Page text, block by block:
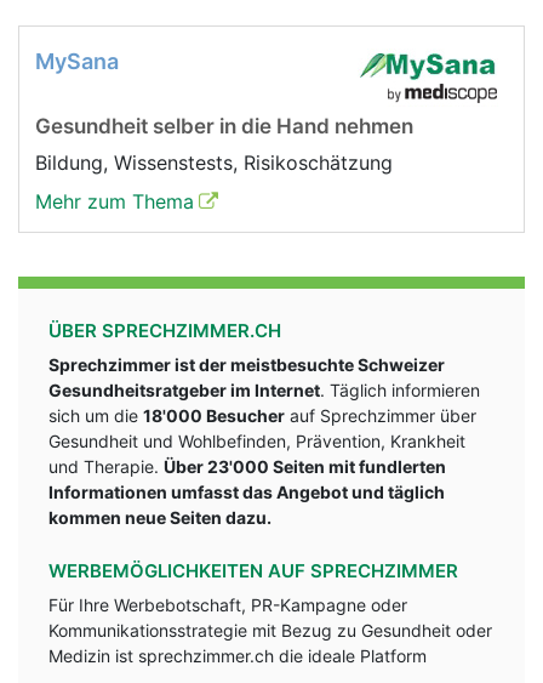
MySana
Gesundheit selber in die Hand nehmen
Bildung, Wissenstests, Risikoschätzung
Mehr zum Thema
ÜBER SPRECHZIMMER.CH
Sprechzimmer ist der meistbesuchte Schweizer
Gesundheitsratgeber im Internet. Täglich informieren
sich um die 18'000 Besucher auf Sprechzimmer über
Gesundheit und Wohlbefinden, Prävention, Krankheit
und Therapie. Über 23'000 Seiten mit fundlerten
Informationen umfasst das Angebot und täglich
kommen neue Seiten dazu.
WERBEMÖGLICHKEITEN AUF SPRECHZIMMER
Für Ihre Werbebotschaft, PR-Kampagne oder
Kommunikationsstrategie mit Bezug zu Gesundheit oder
Medizin ist sprechzimmer.ch die ideale Platform